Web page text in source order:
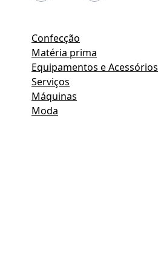
Confecção
Matéria prima
Equipamentos e Acessórios
Serviços
Máquinas
Moda